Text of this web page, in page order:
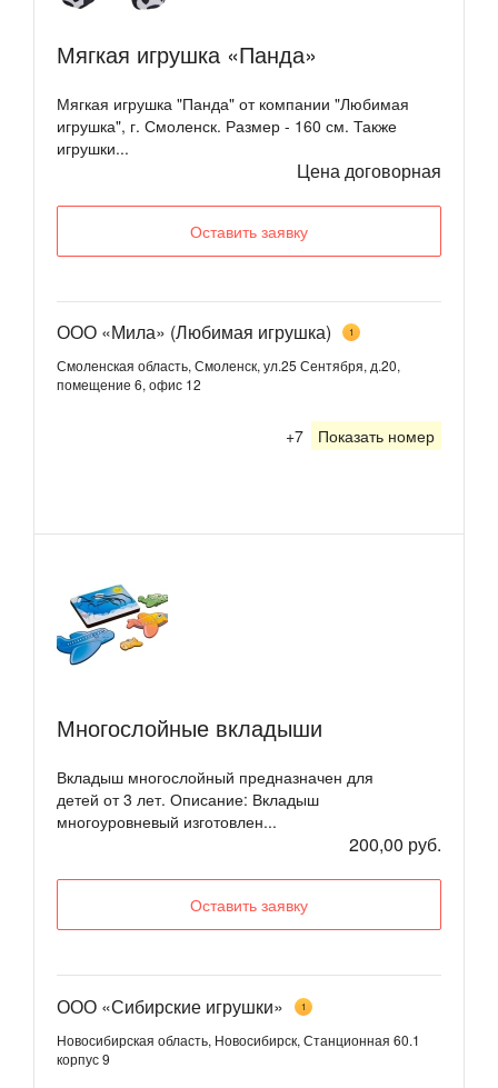
Мягкая игрушка «Панда»
Мягкая игрушка "Панда" от компании "Любимая
игрушка", г. Смоленск. Размер - 160 см. Также
игрушки...
Цена договорная
Оставить заявку
ООО «Мила» (Любимая игрушка) 1
Смоленская область, Смоленск, ул.25 Сентября, д.20,
помещение 6, офис 12
+7 Показать номер
Многослойные вкладыши
Вкладыш многослойный предназначен для
детей от 3 лет. Описание: Вкладыш
многоуровневый изготовлен...
200,00 руб.
Оставить заявку
ООО «Сибирские игрушки» 1
Новосибирская область, Новосибирск, Станционная 60.1
корпус 9